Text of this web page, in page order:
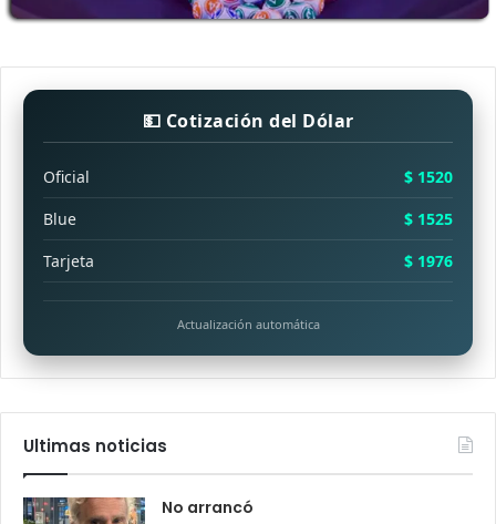
💵 Cotización del Dólar
Oficial
$ 1520
Blue
$ 1525
Tarjeta
$ 1976
Actualización automática
Ultimas noticias
No arrancó